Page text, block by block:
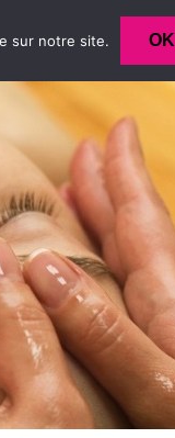
sur notre site. OK